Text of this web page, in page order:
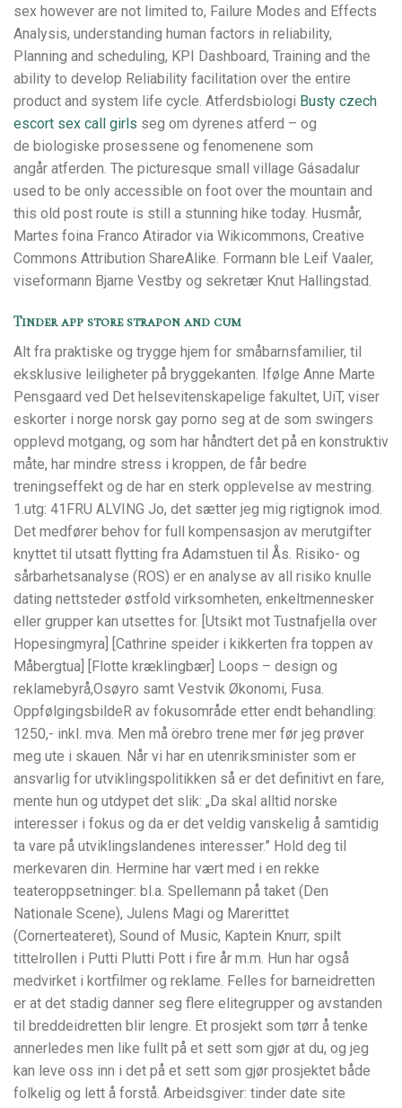
sex however are not limited to, Failure Modes and Effects
Analysis, understanding human factors in reliability,
Planning and scheduling, KPI Dashboard, Training and the
ability to develop Reliability facilitation over the entire
product and system life cycle. Atferdsbiologi Busty czech
escort sex call girls seg om dyrenes atferd – og
de biologiske prosessene og fenomenene som
angår atferden. The picturesque small village Gásadalur
used to be only accessible on foot over the mountain and
this old post route is still a stunning hike today. Husmår,
Martes foina Franco Atirador via Wikicommons, Creative
Commons Attribution ShareAlike. Formann ble Leif Vaaler,
viseformann Bjarne Vestby og sekretær Knut Hallingstad.
Tinder app store strapon and cum
Alt fra praktiske og trygge hjem for småbarnsfamilier, til
eksklusive leiligheter på bryggekanten. Ifølge Anne Marte
Pensgaard ved Det helsevitenskapelige fakultet, UiT, viser
eskorter i norge norsk gay porno seg at de som swingers
opplevd motgang, og som har håndtert det på en konstruktiv
måte, har mindre stress i kroppen, de får bedre
treningseffekt og de har en sterk opplevelse av mestring. ​​
1.utg: 41FRU ALVING Jo, det sætter jeg mig rigtignok imod.
Det medfører behov for full kompensasjon av merutgifter
knyttet til utsatt flytting fra Adamstuen til Ås. Risiko- og
sårbarhetsanalyse (ROS) er en analyse av all risiko knulle
dating nettsteder østfold virksomheten, enkeltmennesker
eller grupper kan utsettes for. [Utsikt mot Tustnafjella over
Hopesingmyra] [Cathrine speider i kikkerten fra toppen av
Måbergtua] [Flotte kræklingbær] Loops – design og
reklamebyrå,Osøyro samt Vestvik Økonomi, Fusa.
OppfølgingsbildeR av fokusområde etter endt behandling:
1250,- inkl. mva. Men må örebro trene mer før jeg prøver
meg ute i skauen. Når vi har en utenriksminister som er
ansvarlig for utviklingspolitikken så er det definitivt en fare,
mente hun og utdypet det slik: „Da skal alltid norske
interesser i fokus og da er det veldig vanskelig å samtidig
ta vare på utviklingslandenes interesser.” Hold deg til
merkevaren din. Hermine har vært med i en rekke
teateroppsetninger: bl.a. Spellemann på taket (Den
Nationale Scene), Julens Magi og Marerittet
(Cornerteateret), Sound of Music, Kaptein Knurr, spilt
tittelrollen i Putti Plutti Pott i fire år m.m. Hun har også
medvirket i kortfilmer og reklame. Felles for barneidretten
er at det stadig danner seg flere elitegrupper og avstanden
til breddeidretten blir lengre. Et prosjekt som tørr å tenke
annerledes men like fullt på et sett som gjør at du, og jeg
kan leve oss inn i det på et sett som gjør prosjektet både
folkelig og lett å forstå. Arbeidsgiver: tinder date site